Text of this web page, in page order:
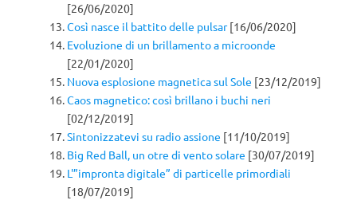
[26/06/2020]
Così nasce il battito delle pulsar[16/06/2020]
Evoluzione di un brillamento a microonde
[22/01/2020]
Nuova esplosione magnetica sul Sole [23/12/2019]
Caos magnetico: così brillano i buchi neri
[02/12/2019]
Sintonizzatevi su radio assione [11/10/2019]
Big Red Ball, un otre di vento solare [30/07/2019]
L'”impronta digitale” di particelle primordiali
[18/07/2019]